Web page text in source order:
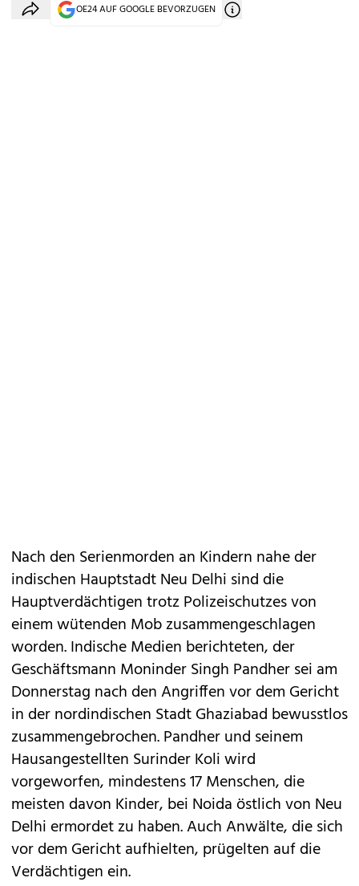
OE24 AUF GOOGLE BEVORZUGEN
Nach den Serienmorden an Kindern nahe der
indischen Hauptstadt Neu Delhi sind die
Hauptverdächtigen trotz Polizeischutzes von
einem wütenden Mob zusammengeschlagen
worden. Indische Medien berichteten, der
Geschäftsmann Moninder Singh Pandher sei am
Donnerstag nach den Angriffen vor dem Gericht
in der nordindischen Stadt Ghaziabad bewusstlos
zusammengebrochen. Pandher und seinem
Hausangestellten Surinder Koli wird
vorgeworfen, mindestens 17 Menschen, die
meisten davon Kinder, bei Noida östlich von Neu
Delhi ermordet zu haben. Auch Anwälte, die sich
vor dem Gericht aufhielten, prügelten auf die
Verdächtigen ein.